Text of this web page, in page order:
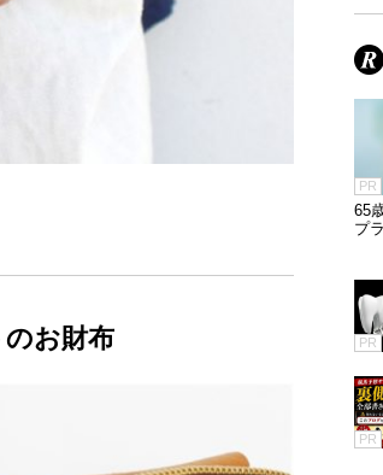
お財布
PR
65
プ
PR
PR